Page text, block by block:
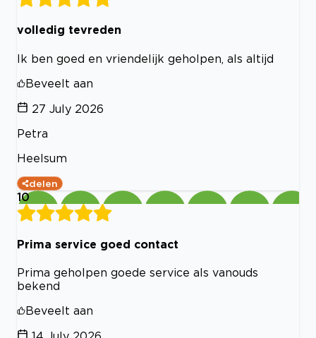
volledig tevreden
Ik ben goed en vriendelijk geholpen, als altijd
Beveelt aan
27 July 2026
Petra
Heelsum
delen
10
Prima service goed contact
Prima geholpen goede service als vanouds
bekend
Beveelt aan